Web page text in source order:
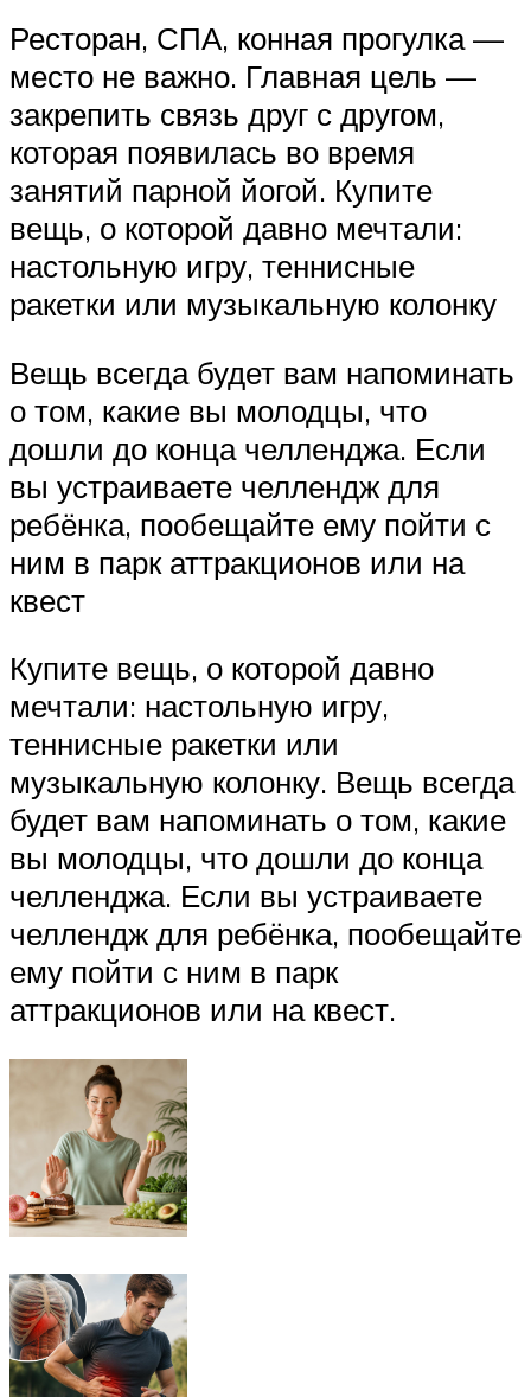
Ресторан, СПА, конная прогулка —
место не важно. Главная цель —
закрепить связь друг с другом,
которая появилась во время
занятий парной йогой. Купите
вещь, о которой давно мечтали:
настольную игру, теннисные
ракетки или музыкальную колонку
Вещь всегда будет вам напоминать
о том, какие вы молодцы, что
дошли до конца челленджа. Если
вы устраиваете челлендж для
ребёнка, пообещайте ему пойти с
ним в парк аттракционов или на
квест
Купите вещь, о которой давно
мечтали: настольную игру,
теннисные ракетки или
музыкальную колонку. Вещь всегда
будет вам напоминать о том, какие
вы молодцы, что дошли до конца
челленджа. Если вы устраиваете
челлендж для ребёнка, пообещайте
ему пойти с ним в парк
аттракционов или на квест.